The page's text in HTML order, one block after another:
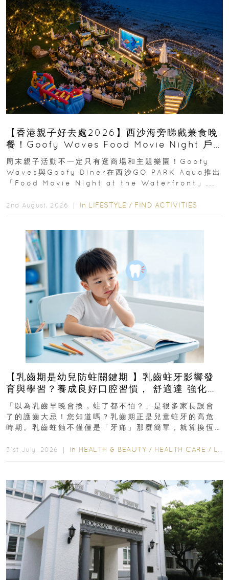
【香港親子好去處2026】西沙海旁睇戲兼食晚
餐！Goofy Waves Food Movie Night 戶
外影院逢週末登場
周末親子活動不一定只有逛商場和主題樂園！Goofy
Waves與Goofy Diner在西沙GO PARK Aqua推出
「Food Movie Night at the Waterfront」...
2nd August, 2026 ｜ In LIFESTYLE / FIND ACTIVITIES
【乳齒期是幼兒防蛀關鍵期 】乳齒蛀牙影響發
育與學習？養成良好口腔習慣， 舒適達 強化琺
瑯質 兒童牙膏防護指南
「以為乳齒早晚會換，蛀了都不怕？」是很多家長誤會
了的護齒大忌！您知道嗎？乳齒期正是兒童蛀牙的高危
時期。乳齒蛀蝕不僅僅是「牙痛」那麼簡單，就算換恆
31st July, 2026 ｜ In HEALTH & BEAUTY / HEALTH CARE / LIFESTYLE